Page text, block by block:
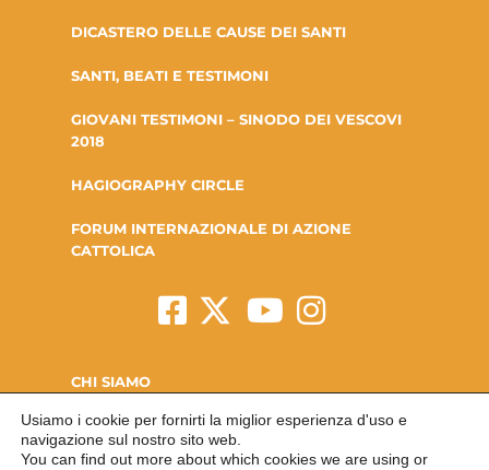
DICASTERO DELLE CAUSE DEI SANTI
SANTI, BEATI E TESTIMONI
GIOVANI TESTIMONI – SINODO DEI VESCOVI
2018
HAGIOGRAPHY CIRCLE
FORUM INTERNAZIONALE DI AZIONE
CATTOLICA
CHI SIAMO
LA FONDAZIONE
Usiamo i cookie per fornirti la miglior esperienza d'uso e
navigazione sul nostro sito web.
You can find out more about which cookies we are using or